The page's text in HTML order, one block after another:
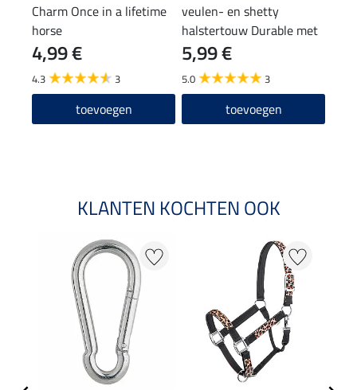
Charm Once in a lifetime
horse
4,99 €
4.3 3
toevoegen
veulen- en shetty
halstertouw Durable met
karabijnhaak
5,99 €
5.0 3
toevoegen
KLANTEN KOCHTEN OOK